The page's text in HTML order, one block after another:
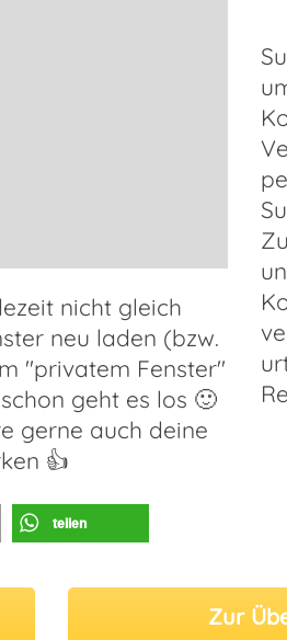
nicht gleich
neu laden (bzw.
"privatem Fenster"
geht es los 🙂
gerne auch deine
👍
teilen
Zur